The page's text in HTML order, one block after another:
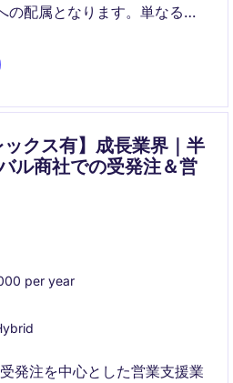
の配属となります。単なるサ
の最適化とチーム運営に関わ
ックス有】成長業界｜半
ル商社での受発注＆営
per year
発注を中心とした営業支援業